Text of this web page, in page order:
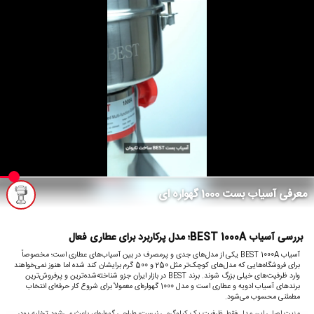
معرفی آسیاب بست 1000 گهواره ای
بررسی آسیاب BEST 1000A؛ مدل پرکاربرد برای عطاری فعال
آسیاب BEST 1000A یکی از مدل‌های جدی و پرمصرف در بین آسیاب‌های عطاری است؛ مخصوصاً
برای فروشگاه‌هایی که مدل‌های کوچک‌تر مثل 250 و 500 گرم برایشان کند شده اما هنوز نمی‌خواهند
وارد ظرفیت‌های خیلی بزرگ شوند. برند BEST در بازار ایران جزو شناخته‌شده‌ترین و پرفروش‌ترین
برندهای آسیاب ادویه و عطاری است و مدل 1000 گهواره‌ای معمولاً برای شروع کار حرفه‌ای انتخاب
مطمئنی محسوب می‌شود.